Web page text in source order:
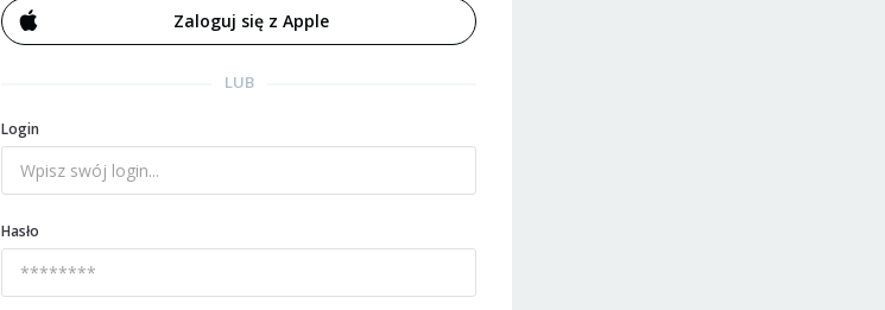
Zaloguj się z Apple
LUB
Login
Hasło